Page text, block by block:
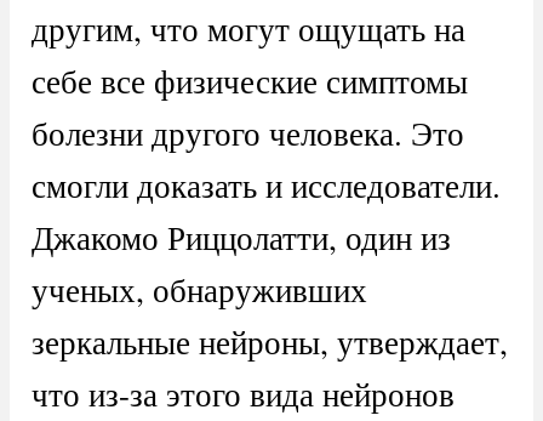
другим, что могут ощущать на
себе все физические симптомы
болезни другого человека. Это
смогли доказать и исследователи.
Джакомо Риццолатти, один из
ученых, обнаруживших
зеркальные нейроны, утверждает,
что из-за этого вида нейронов